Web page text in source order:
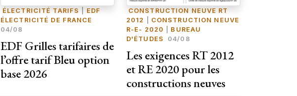
ÉLECTRICITÉ TARIFS
EDF
ÉLECTRICITÉ DE FRANCE
04/08
EDF Grilles tarifaires de
l’offre tarif Bleu option
base 2026
CONSTRUCTION NEUVE RT
2012
CONSTRUCTION NEUVE
R-E- 2020
BUREAU
D'ÉTUDES
04/08
Les exigences RT 2012
et RE 2020 pour les
constructions neuves